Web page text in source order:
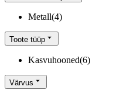
Metall(4)
Toote tüüp
Kasvuhooned(6)
Värvus